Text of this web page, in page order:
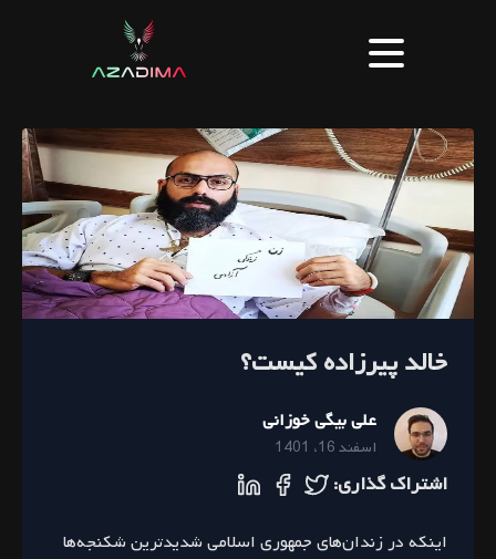
خالد پیرزاده کیست؟
علی بیگی خوزانی
اسفند 16، 1401
اشتراک گذاری:
اینکه در زندان‌های جمهوری اسلامی شدید‌ترین شکنجه‌ها